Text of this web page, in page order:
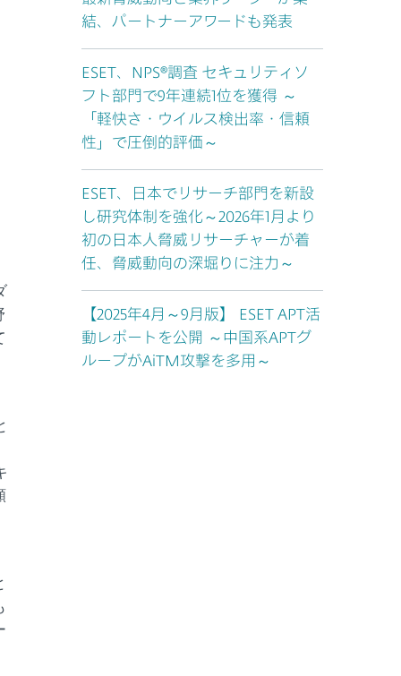
結、パートナーアワードも発表
ESET、NPS®調査 セキュリティソ
フト部門で9年連続1位を獲得 ～
「軽快さ・ウイルス検出率・信頼
性」で圧倒的評価～
ESET、日本でリサーチ部門を新設
し研究体制を強化～2026年1月より
初の日本人脅威リサーチャーが着
任、脅威動向の深堀りに注力～
【2025年4月～9月版】 ESET APT活
動レポートを公開 ～中国系APTグ
ループがAiTM攻撃を多用～